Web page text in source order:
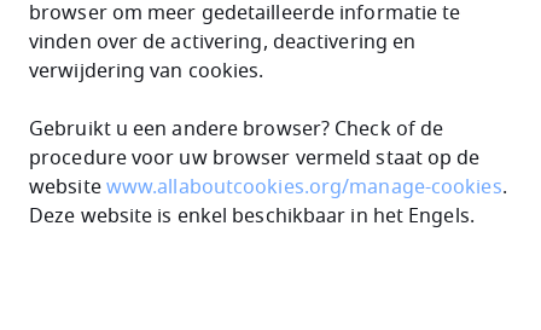
browser om meer gedetailleerde informatie te
vinden over de activering, deactivering en
verwijdering van cookies.
Gebruikt u een andere browser? Check of de
procedure voor uw browser vermeld staat op de
website www.allaboutcookies.org/manage-cookies.
Deze website is enkel beschikbaar in het Engels.